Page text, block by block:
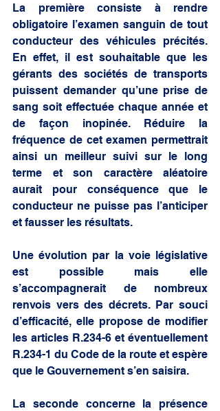
La première consiste à rendre
obligatoire l’examen sanguin de tout
conducteur des véhicules précités.
En effet, il est souhaitable que les
gérants des sociétés de transports
puissent demander qu’une prise de
sang soit effectuée chaque année et
de façon inopinée. Réduire la
fréquence de cet examen permettrait
ainsi un meilleur suivi sur le long
terme et son caractère aléatoire
aurait pour conséquence que le
conducteur ne puisse pas l’anticiper
et fausser les résultats.
Une évolution par la voie législative
est possible mais elle
s’accompagnerait de nombreux
renvois vers des décrets. Par souci
d’efficacité, elle propose de modifier
les articles R.234-6 et éventuellement
R.234-1 du Code de la route et espère
que le Gouvernement s’en saisira.
La seconde concerne la présence